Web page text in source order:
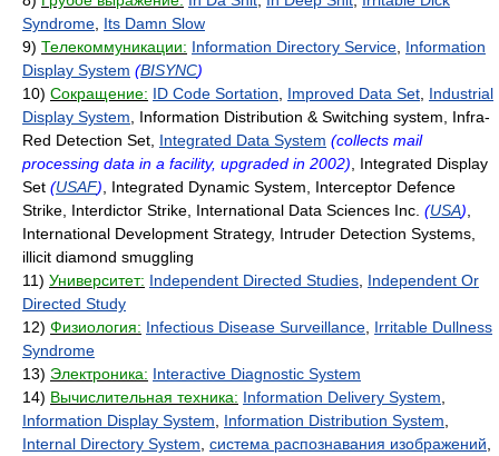
Syndrome Its Damn Slow
9) Телекоммуникации: Information Directory Service Information
Display System (BISYNC)
10) Сокращение: ID Code Sortation Improved Data Set Industrial
Display System , Information Distribution & Switching system, Infra-
Red Detection Set, Integrated Data System (collects mail
processing data in a facility, upgraded in 2002) , Integrated Display
Set (USAF) , Integrated Dynamic System, Interceptor Defence
Strike, Interdictor Strike, International Data Sciences Inc. (USA)
International Development Strategy, Intruder Detection Systems,
illicit diamond smuggling
11) Университет: Independent Directed Studies Independent Or
Directed Study
12) Физиология: Infectious Disease Surveillance Irritable Dullness
Syndrome
13) Электроника: Interactive Diagnostic System
14) Вычислительная техника: Information Delivery System
Information Display System
Information Distribution System
Internal Directory System система распознавания изображений